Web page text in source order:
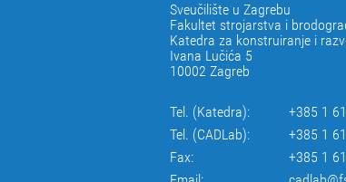
Sveučilište u Zagrebu
Fakultet strojarstva i
Katedra za konstruiranje i
Ivana Lučića 5
10002 Zagreb
Tel. (Katedra):
+385 1
Tel. (CADLab):
+385 1
Fax:
+385 1